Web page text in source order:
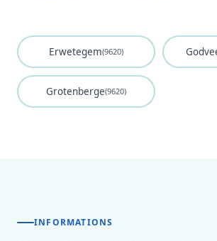
Erwetegem(9620)
Grotenberge(9620)
INFORMATIONS